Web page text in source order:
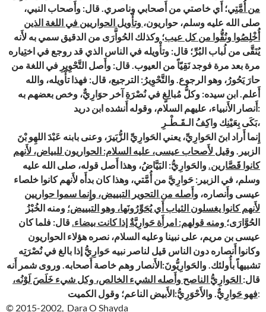
من أُمَّتِي؛ أَي خاصتي من أَصحابي وناصري. قال: وأَصحاب النبي،
صلى الله عليه وسلم، حواريون، وتأْويل الحواريين في اللغة الذين
أُخْلِصُوا ونُقُّوا من كل عيب؛ وكذلك الحُواَّرَى من الدقيق سمي به لأَنه
يُنَقَّى من لُباب البُرِّ؛ قال: وتأْويله في الناس الذي قد روجع في اختِياره
مرة بعد مرة فوجد نَقِيّاً من العيوب. قال: وأَصل التَّحْوِيرِ في اللغة من
حارَ يَحُورُ، وهو الرجوع. والتَّحْوِيرُ: الترجيع، قال: فهذا تأْويله، والله
أَعلم. ابن سيده: وكلُّ مُبالِغٍ في نُصْرَةِ آخر حوَارِيٌّ، وخص بعضهم به
أَنصار الأَنبياء، عليهم السلام، وقوله أَنشده ابن دريد:
بَكَى بِعَيْنِك واكِفُ الـقَـطْـرِ،
إِنما أَراد ابنَ الحَوارِيِّ، يعني الحَوارِيِّ الزُّبَيرَ، وعنى بابنه عَبْدَ اللهِو بْنَ
الزبير. وقيل لأَصحاب عيسى، عليه السلام: الحواريون للبياض، لأَنهم
كانوا قَصَّارين. والحَوارِيُّ: البَيَّاضُ، وهذا أَصل قوله، صلى الله عليه
وسلم، في الزبير: حَوارِيَّ من أُمَّتي، وهذا كان بدأَه لأَنهم كانوا خلصاء
عيسى وأَنصاره، وأَصله من التحوير التبييض، وإِنما سموا حواريين
لأَنهم كانوا يغسلون الثياب أَي يُحَوِّرُونَها، وهو التبييض؛ ومنه الخُبْزُ
الحُوَّارَى؛ ومنه قولهم: امرأَة حَوارِيَّةٌ إذا كانت بيضاء. قال: فلما كان
عيسى بن مريم، على نبينا وعليه السلام، نصره هؤلاء الحواريون
وكانوا أَنصاره دون الناس قيل لناصر نبيه حَوارِيُّ إذا بالغ في نُصْرَتِه
تشبيهاً بأُولئك. والحَوارِيُّونَ:الأَنصار وهم خاصة أَصحابه. وروى شمر أَنه
قال: الحَوارِيُّ الناصح وأَصله الشيء الخالص، وكل شيء خَلَصَ لَوْنُه،
فهو حَوارِيٌّ . والأَحْوَرِيُّ:الأَبيض الناعم؛ وقول الكميت
:
© 2015-2002, Dara O Shayda